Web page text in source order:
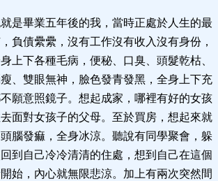
是畢業五年後的我，當時正處於人生的最
負債纍纍，沒有工作沒有收入沒有身份，
上下各種毛病，便秘、口臭、頭髮乾枯、
、雙眼無神，臉色發青發黑，全身上下充
願意照鏡子。想起成家，哪裡有好的女孩
面對女孩子的父母。至於買房，想起來就
腦發痲，全身冰涼。聽說有同學聚會，躲
到自己冷冷清清的住處，想到自己在這個
始，內心就無限悲涼。加上有兩次突然間